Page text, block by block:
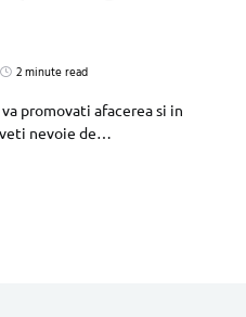
2 minute read
promovati afacerea si in
nevoie de…